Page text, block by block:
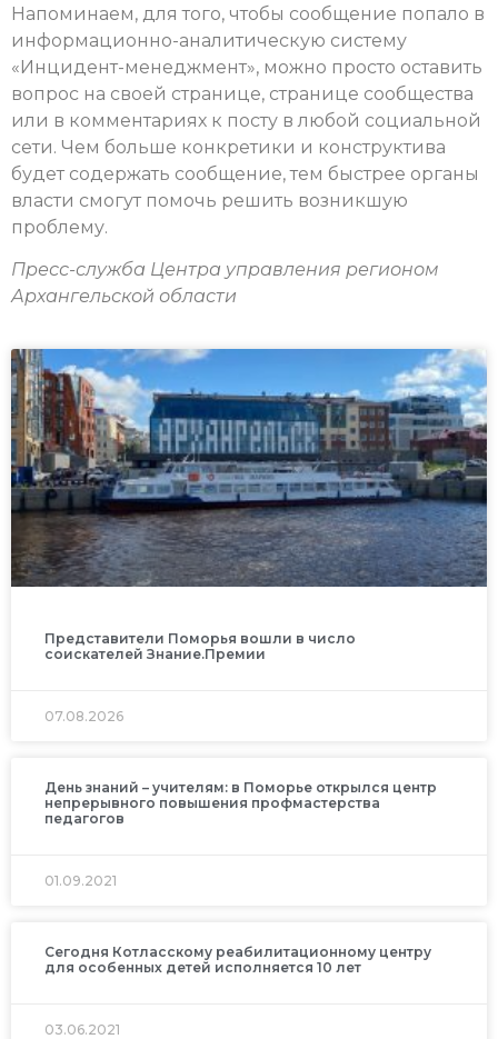
Напоминаем, для того, чтобы сообщение попало в
информационно-аналитическую систему
«Инцидент-менеджмент», можно просто оставить
вопрос на своей странице, странице сообщества
или в комментариях к посту в любой социальной
сети. Чем больше конкретики и конструктива
будет содержать сообщение, тем быстрее органы
власти смогут помочь решить возникшую
проблему.
Пресс-служба Центра управления регионом
Архангельской области
Представители Поморья вошли в число
соискателей Знание.Премии
07.08.2026
День знаний – учителям: в Поморье открылся центр
непрерывного повышения профмастерства
педагогов
01.09.2021
Сегодня Котласскому реабилитационному центру
для особенных детей исполняется 10 лет
03.06.2021